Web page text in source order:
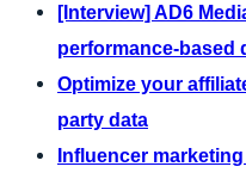
[Interview] AD6
performance-based
Optimize your
party data
Influencer